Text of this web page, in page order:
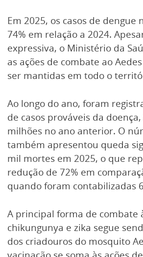
Em 2025, os casos de dengue
74% em relação a 2024.
expressiva, o Ministério da
as ações de combate ao
ser mantidas em todo o
Ao longo do ano, foram
de casos prováveis da
milhões no ano anterior. O
também apresentou queda
mil mortes em 2025, o que
redução de 72% em
quando foram contabilizadas
A principal forma de combate
chikungunya e zika segue
dos criadouros do mosquito